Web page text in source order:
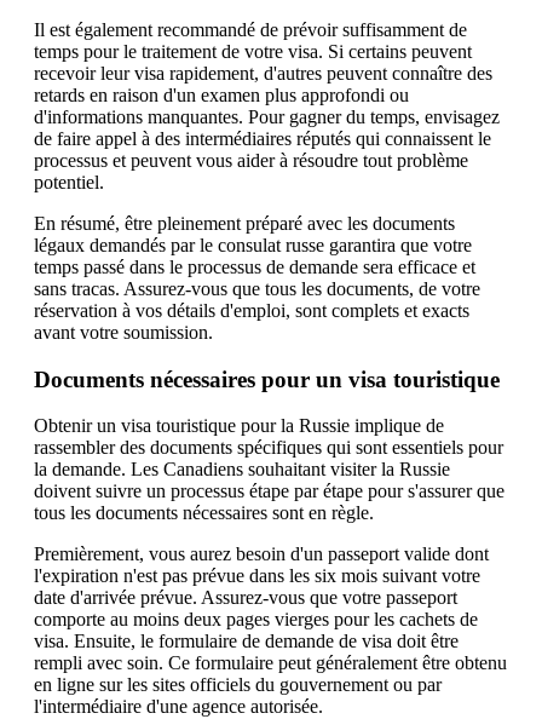
Il est également recommandé de prévoir suffisamment de
temps pour le traitement de votre visa. Si certains peuvent
recevoir leur visa rapidement, d'autres peuvent connaître des
retards en raison d'un examen plus approfondi ou
d'informations manquantes. Pour gagner du temps, envisagez
de faire appel à des intermédiaires réputés qui connaissent le
processus et peuvent vous aider à résoudre tout problème
potentiel.
En résumé, être pleinement préparé avec les documents
légaux demandés par le consulat russe garantira que votre
temps passé dans le processus de demande sera efficace et
sans tracas. Assurez-vous que tous les documents, de votre
réservation à vos détails d'emploi, sont complets et exacts
avant votre soumission.
Documents nécessaires pour un visa touristique
Obtenir un visa touristique pour la Russie implique de
rassembler des documents spécifiques qui sont essentiels pour
la demande. Les Canadiens souhaitant visiter la Russie
doivent suivre un processus étape par étape pour s'assurer que
tous les documents nécessaires sont en règle.
Premièrement, vous aurez besoin d'un passeport valide dont
l'expiration n'est pas prévue dans les six mois suivant votre
date d'arrivée prévue. Assurez-vous que votre passeport
comporte au moins deux pages vierges pour les cachets de
visa. Ensuite, le formulaire de demande de visa doit être
rempli avec soin. Ce formulaire peut généralement être obtenu
en ligne sur les sites officiels du gouvernement ou par
l'intermédiaire d'une agence autorisée.